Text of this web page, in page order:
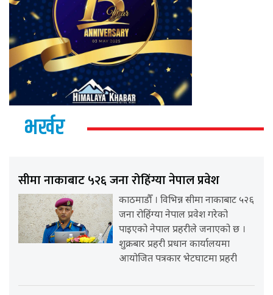
भर्खर
सीमा नाकाबाट ५२६ जना रोहिंग्या नेपाल प्रवेश
काठमाडौँ । विभिन्न सीमा नाकाबाट ५२६
जना रोहिंग्या नेपाल प्रवेश गरेको
पाइएको नेपाल प्रहरीले जनाएको छ ।
शुक्रबार प्रहरी प्रधान कार्यालयमा
आयोजित पत्रकार भेटघाटमा प्रहरी